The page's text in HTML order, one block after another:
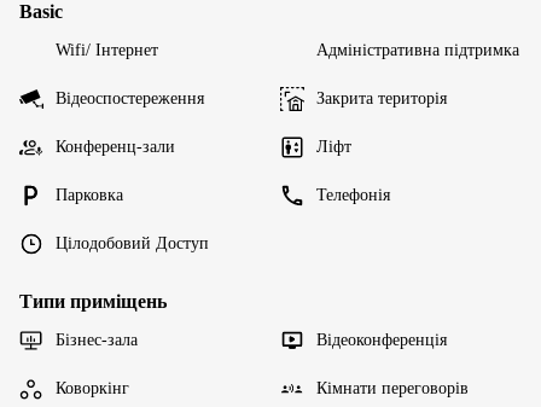
Basic
Wifi/ Інтернет Адміністративна підтримка
Відеоспостереження Закрита територія
Конференц-зали Ліфт
Парковка Телефонія
Цілодобовий Доступ
Типи приміщень
Бізнес-зала Відеоконференція
Коворкінг Кімнати переговорів